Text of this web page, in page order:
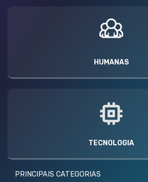
HUMANAS
TECNOLOGIA
PRINCIPAIS CATEGORIAS